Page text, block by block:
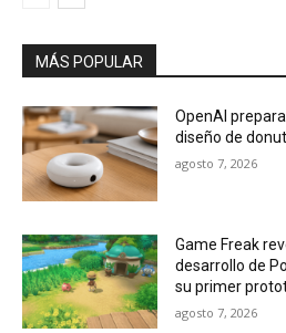
MÁS POPULAR
OpenAI
diseño de
agosto 7, 2026
Game Freak
desarrollo de
su primer
agosto 7, 2026